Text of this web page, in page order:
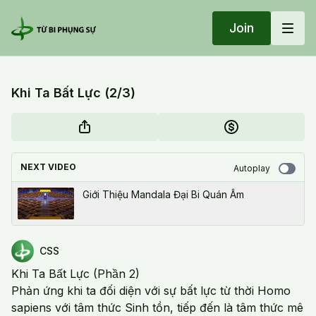
Join
Khi Ta Bất Lực (2/3)
NEXT VIDEO Autoplay
Giới Thiệu Mandala Đại Bi Quán Âm
CSS
Khi Ta Bất Lực (Phần 2)
Phản ứng khi ta đối diện với sự bất lực từ thời Homo
sapiens với tâm thức Sinh tồn, tiếp đến là tâm thức mê